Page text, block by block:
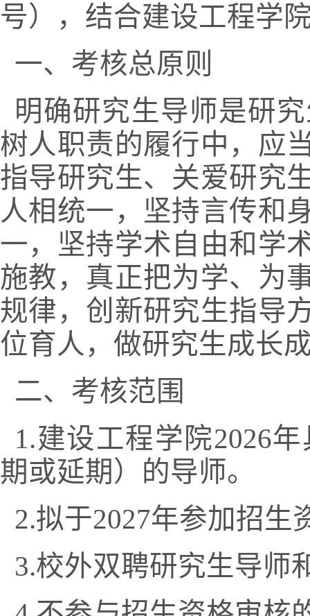
号），结合建设工程学
一、考核总原则
明确研究生导师是研
树人职责的履行中，应
指导研究生、关爱研究
人相统一，坚持言传和
一，坚持学术自由和学
施教，真正把为学、为
规律，创新研究生指导
位育人，做研究生成长
二、考核范围
1.建设工程学院2026年
期或延期）的导师。
2.拟于2027年参加招生
3.校外双聘研究生导师